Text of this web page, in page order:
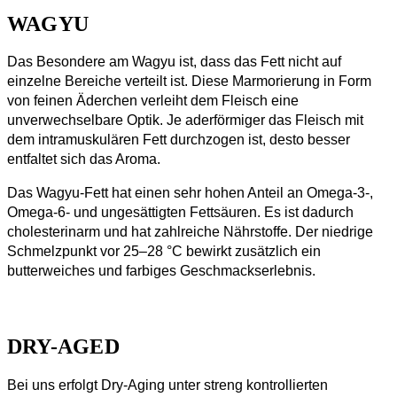
WAGYU
Das Besondere am Wagyu ist, dass das Fett nicht auf
einzelne Bereiche verteilt ist. Diese Marmorierung in Form
von feinen Äderchen verleiht dem Fleisch eine
unverwechselbare Optik. Je aderförmiger das Fleisch mit
dem intramuskulären Fett durchzogen ist, desto besser
entfaltet sich das Aroma.
Das Wagyu-Fett hat einen sehr hohen Anteil an Omega-3-,
Omega-6- und ungesättigten Fettsäuren. Es ist dadurch
cholesterinarm und hat zahlreiche Nährstoffe. Der niedrige
Schmelzpunkt vor 25–28 °C bewirkt zusätzlich ein
butterweiches und farbiges Geschmackserlebnis.
DRY-AGED
Bei uns erfolgt Dry-Aging unter streng kontrollierten